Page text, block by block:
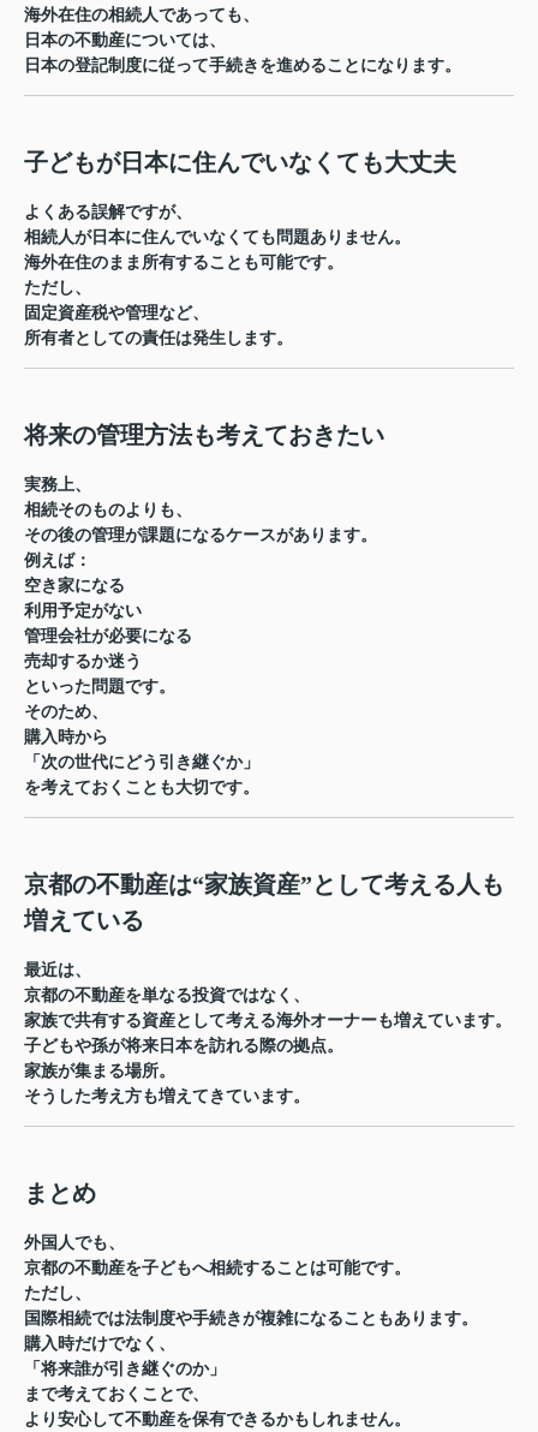
海外在住の相続人であっても、
日本の不動産については、
日本の登記制度に従って手続きを進めることになります。
子どもが日本に住んでいなくても大丈夫
よくある誤解ですが、
相続人が日本に住んでいなくても問題ありません。
海外在住のまま所有することも可能です。
ただし、
固定資産税や管理など、
所有者としての責任は発生します。
将来の管理方法も考えておきたい
実務上、
相続そのものよりも、
その後の管理が課題になるケースがあります。
例えば：
空き家になる
利用予定がない
管理会社が必要になる
売却するか迷う
といった問題です。
そのため、
購入時から
「次の世代にどう引き継ぐか」
を考えておくことも大切です。
京都の不動産は“家族資産”として考える人も
増えている
最近は、
京都の不動産を単なる投資ではなく、
家族で共有する資産として考える海外オーナーも増えています。
子どもや孫が将来日本を訪れる際の拠点。
家族が集まる場所。
そうした考え方も増えてきています。
まとめ
外国人でも、
京都の不動産を子どもへ相続することは可能です。
ただし、
国際相続では法制度や手続きが複雑になることもあります。
購入時だけでなく、
「将来誰が引き継ぐのか」
まで考えておくことで、
より安心して不動産を保有できるかもしれません。